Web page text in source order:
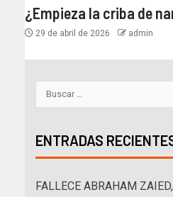
¿Empieza la criba de
29 de abril de 2026 admin
ENTRADAS
FALLECE ABRAHAM